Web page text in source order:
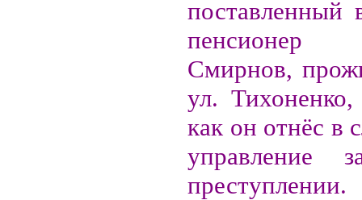
поставленный
пенсионер
Смирнов,
ул.
как он отнёс в
управление
преступлении.